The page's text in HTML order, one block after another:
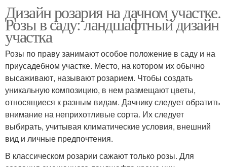
Дизайн розария на дачном участке.
Розы в саду: ландшафтный дизайн
участка
Розы по праву занимают особое положение в саду и на
приусадебном участке. Место, на котором их обычно
высаживают, называют розарием. Чтобы создать
уникальную композицию, в нем размещают цветы,
относящиеся к разным видам. Дачнику следует обратить
внимание на неприхотливые сорта. Их следует
выбирать, учитывая климатические условия, внешний
вид и личные предпочтения.
В классическом розарии сажают только розы. Для